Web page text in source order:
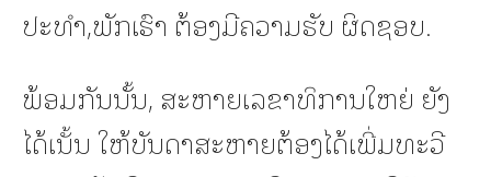
ປະທຳ,ພັກເຮົາ ຕ້ອງມີຄວາມຮັບ ຜິດຊອບ.
ພ້ອມກັນນັ້ນ, ສະຫາຍເລຂາທິການໃຫຍ່ ຍັງ
ໄດ້ເນັ້ນ ໃຫ້ບັນດາສະຫາຍຕ້ອງໄດ້ເພີ່ມທະວີ